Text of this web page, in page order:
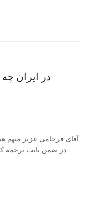
آقای فرجامی عزیز منهم
در ضمن بابت ترجمه